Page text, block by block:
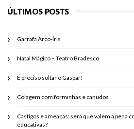
ÚLTIMOS POSTS
Garrafa Arco-Íris
Natal Mágico – Teatro Bradesco
É preciso soltar o Gaspar!
Colagem com forminhas e canudos
Castigos e ameaças: será que valem a pena
educativas?